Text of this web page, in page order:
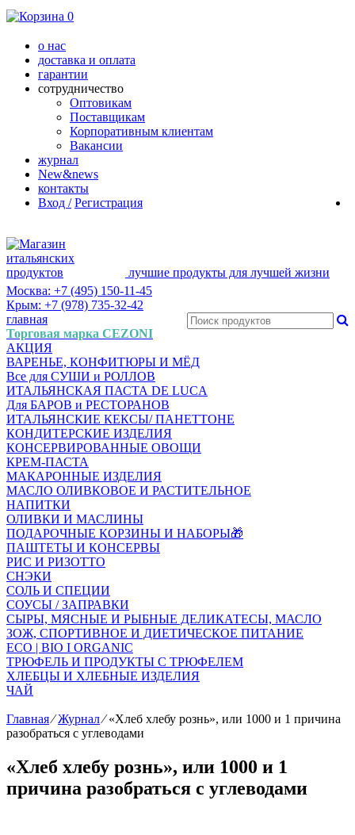
0
о нас
доставка и оплата
гарантии
сотрудничество
Оптовикам
Поставщикам
Корпоративным клиентам
Вакансии
журнал
New&news
контакты
Вход / Регистрация
лучшие продукты для лучшей жизни
Москва: +7 (495) 150-11-45
Крым: +7 (978) 735-32-42
главная
Торговая марка CEZONI
АКЦИЯ
ВАРЕНЬЕ, КОНФИТЮРЫ И МЁД
Все для СУШИ и РОЛЛОВ
ИТАЛЬЯНСКАЯ ПАСТА DE LUCA
Для БАРОВ и РЕСТОРАНОВ
ИТАЛЬЯНСКИЕ КЕКСЫ/ ПАНЕТТОНЕ
КОНДИТЕРСКИЕ ИЗДЕЛИЯ
КОНСЕРВИРОВАННЫЕ ОВОЩИ
КРЕМ-ПАСТА
МАКАРОННЫЕ ИЗДЕЛИЯ
МАСЛО ОЛИВКОВОЕ И РАСТИТЕЛЬНОЕ
НАПИТКИ
ОЛИВКИ И МАСЛИНЫ
ПОДАРОЧНЫЕ КОРЗИНЫ И НАБОРЫ🎁
ПАШТЕТЫ И КОНСЕРВЫ
РИС И РИЗОТТО
СНЭКИ
СОЛЬ И СПЕЦИИ
СОУСЫ / ЗАПРАВКИ
СЫРЫ, МЯСНЫЕ И РЫБНЫЕ ДЕЛИКАТЕСЫ, МАСЛО
ЗОЖ, СПОРТИВНОЕ И ДИЕТИЧЕСКОЕ ПИТАНИЕ
ECO | BIO I ORGANIC
ТРЮФЕЛЬ И ПРОДУКТЫ С ТРЮФЕЛЕМ
ХЛЕБЦЫ И ХЛЕБНЫЕ ИЗДЕЛИЯ
ЧАЙ
Главная⁄Журнал⁄«Хлеб хлебу рознь», или 1000 и 1 причина
разобраться с углеводами
«Хлеб хлебу рознь», или 1000 и 1
причина разобраться с углеводами